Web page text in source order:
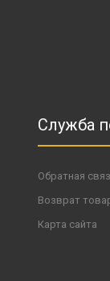
Служба
Обратная
Возврат
Карта сайта